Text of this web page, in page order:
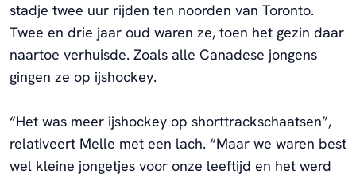
stadje twee uur rijden ten noorden van Toronto.
Twee en drie jaar oud waren ze, toen het gezin daar
naartoe verhuisde. Zoals alle Canadese jongens
gingen ze op ijshockey.
“Het was meer ijshockey op shorttrackschaatsen”,
relativeert Melle met een lach. “Maar we waren best
wel kleine jongetjes voor onze leeftijd en het werd